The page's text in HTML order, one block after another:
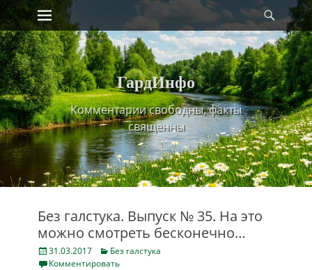
Skip
to
content
Primary Menu
ГардИнфо
Комментарии свободны, факты
священны
Без галстука. Выпуск № 35. На это
можно смотреть бесконечно…
Posted
on
31.03.2017 Categories
Без галстука
Комментировать